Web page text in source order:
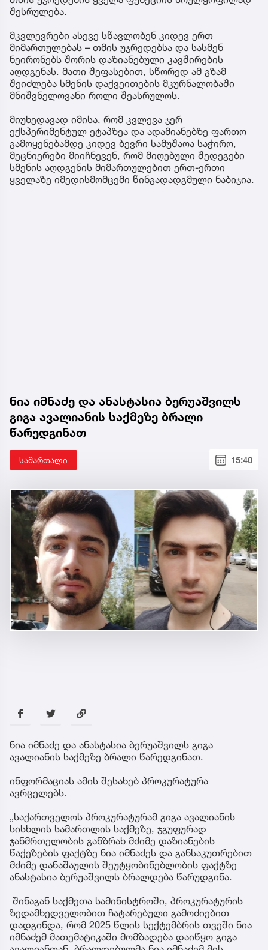
შესრულება.
მკვლევრები ასევე სწავლობენ კიდევ ერთ
მიმართულებას – თმის უჯრედებსა და სასმენ
ნეირონებს შორის დაზიანებული კავშირების
აღდგენას. მათი შეფასებით, სწორედ ამ გზამ
შეიძლება სმენის დაქვეითების მკურნალობაში
მნიშვნელოვანი როლი შეასრულოს.
მიუხედავად იმისა, რომ კვლევა ჯერ
ექსპერიმენტულ ეტაპზეა და ადამიანებზე ფართო
გამოყენებამდე კიდევ ბევრი სამუშაოა საჭირო,
მეცნიერები მიიჩნევენ, რომ მიღებული შედეგები
სმენის აღდგენის მიმართულებით ერთ-ერთი
ყველაზე იმედისმომცემი წინგადადგმული ნაბიჯია.
ნია იმნაძე და ანასტასია ბერუაშვილს
გიგა ავალიანის საქმეზე ბრალი
წარედგინათ
სამართალი 15:40
ნია იმნაძე და ანასტასია ბერუაშვილს გიგა
ავალიანის საქმეზე ბრალი წარედგინათ.
ინფორმაციას ამის შესახებ პროკურატურა
ავრცელებს.
„საქართველოს პროკურატურამ გიგა ავალიანის
სისხლის სამართლის საქმეზე, ჯგუფურად
ჯანმრთელობის განზრახ მძიმე დაზიანების
წაქეზების ფაქტზე ნია იმნაძეს და განსაკუთრებით
მძიმე დანაშაულის შეუტყობინებლობის ფაქტზე
ანასტასია ბერუაშვილს ბრალდება წარუდგინა.
შინაგან საქმეთა სამინისტროში, პროკურატურის
ზედამხედველობით ჩატარებული გამოძიებით
დადგინდა, რომ 2025 წლის სექტემბრის თვეში ნია
იმნაძემ მათემატიკაში მომზადება დაიწყო გიგა